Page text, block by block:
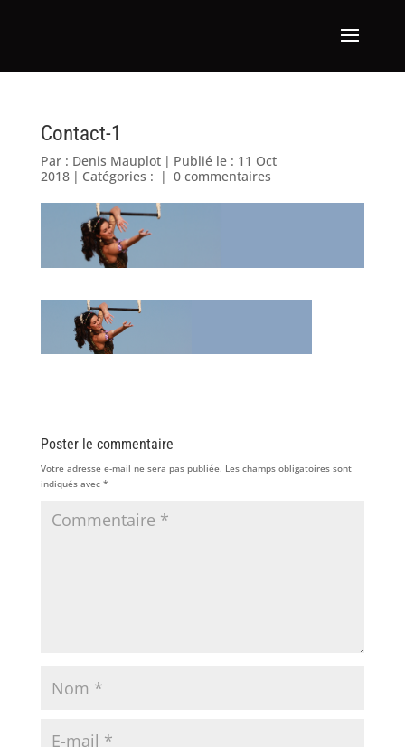
Contact-1
Par : Denis Mauplot | Publié le : 11 Oct
2018 | Catégories : | 0 commentaires
Poster le commentaire
Votre adresse e-mail ne sera pas publiée. Les champs obligatoires sont
indiqués avec *